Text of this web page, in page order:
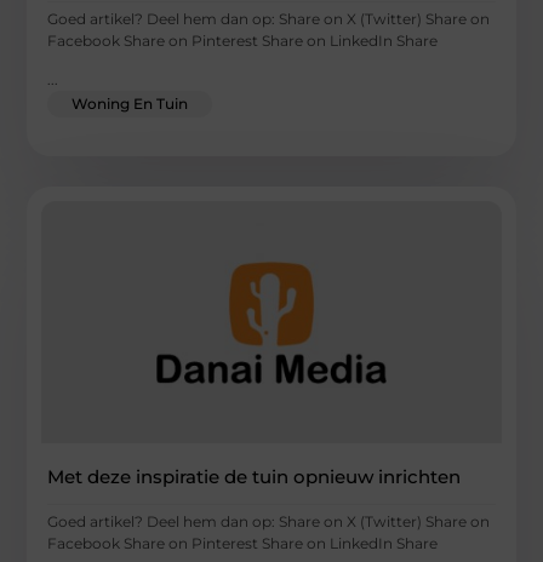
Goed artikel? Deel hem dan op: Share on X (Twitter) Share on
Facebook Share on Pinterest Share on LinkedIn Share
...
Woning En Tuin
Met deze inspiratie de tuin opnieuw inrichten
Goed artikel? Deel hem dan op: Share on X (Twitter) Share on
Facebook Share on Pinterest Share on LinkedIn Share